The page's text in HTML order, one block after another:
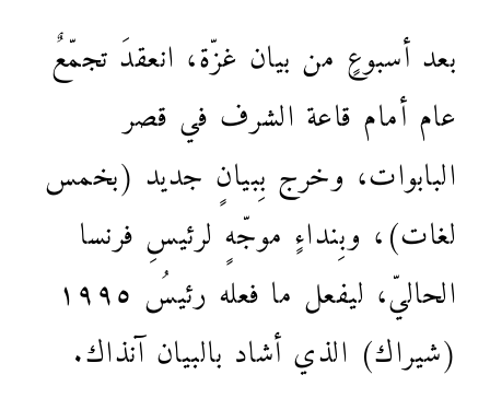
بعد أسبوعٍ من بيان غزّة، انعقدَ تجمّعٌ
عام أمام قاعة الشرف في قصر
البابوات، وخرج بِبيانٍ جديد (بخمس
لغات)، وبِنداءٍ موجّهٍ لرئيسِ فرنسا
الحاليّ، ليفعل ما فعله رئيسُ ١٩٩٥
(شيراك) الذي أشاد بالبيان آنذاك.